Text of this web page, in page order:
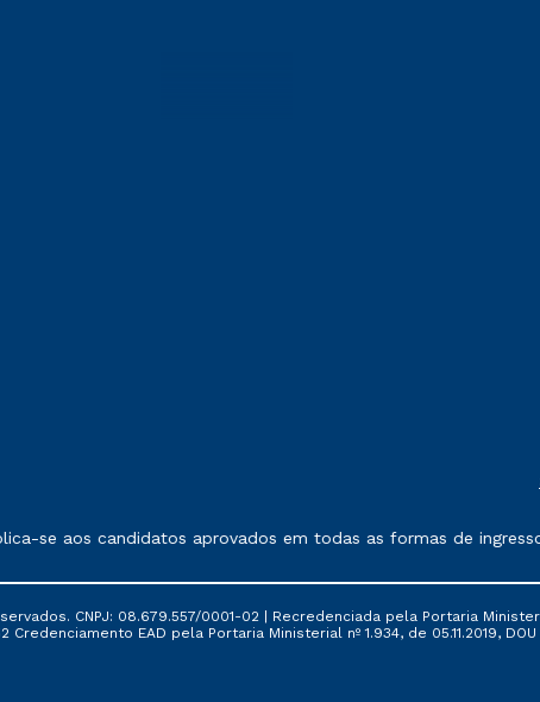
no contrato de prestação de serviços.
se aos candidatos aprovados em todas as formas de
CNPJ: 08.679.557/0001-02 | Recredenciada pela Portaria
Credenciamento EAD pela Portaria Ministerial nº 1.934, de 05.11.2019, DOU